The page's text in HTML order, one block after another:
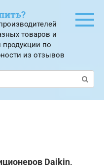
товаров и
продукции по
из отзывов
Daikin,